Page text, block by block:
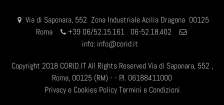
Via di Saponara, 552 Zona Industriale Acilia Dragona 00125
Roma
+39 06/52.15.161 06-52.18.402
info: info@corid.it
Copyright 2018 CORID.IT All Rights Reserved Via di Saponara, 552 ,
Roma, 00125 (RM) - - P.I. 06188411000
Privacy e Cookies Policy Termini e Condizioni